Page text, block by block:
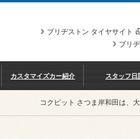
ブリヂストン タイヤサイト
ブリ
カスタマイズカー紹介 スタッフ日
コクピット さつま岸和田は、